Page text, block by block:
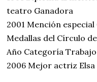
teatro Ganadora
2001 Mención
Medallas del Círculo
Año Categoría
2006 Mejor actriz